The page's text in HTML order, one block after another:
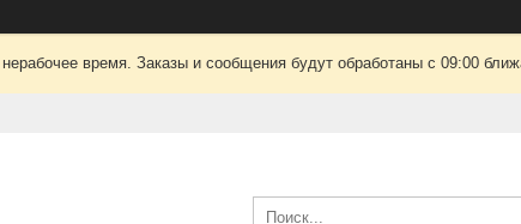
время. Заказы и сообщения будут обработаны с 09:00